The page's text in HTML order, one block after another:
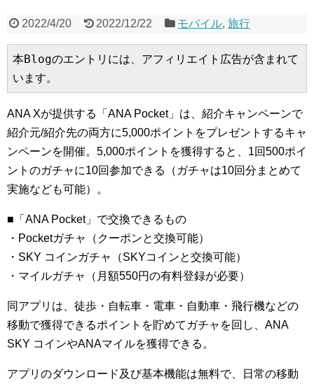
2022/4/20 2022/12/22 モバイル,旅行
本Blogのエントリには、アフィリエイト広告が含まれて
います。
ANA Xが提供する「ANA Pocket」は、紹介キャンペーンで
紹介元/紹介先の両方に5,000ポイントをプレゼントするキャ
ンペーンを開催。5,000ポイントを獲得すると、1回500ポイ
ントのガチャに10回参加できる（ガチャは10回分まとめて
実施なども可能）。
■「ANA Pocket」で交換できるもの
・Pocketガチャ（クーポンと交換可能）
・SKY コインガチャ（SKYコインと交換可能）
・マイルガチャ（月額550円の有料登録が必要）
同アプリは、徒歩・自転車・電車・自動車・飛行機などの
移動で獲得できるポイントを貯めてガチャを回し、ANA
SKY コインやANAマイルを獲得できる。
アプリのダウンロード及び基本機能は無料で、日常の移動